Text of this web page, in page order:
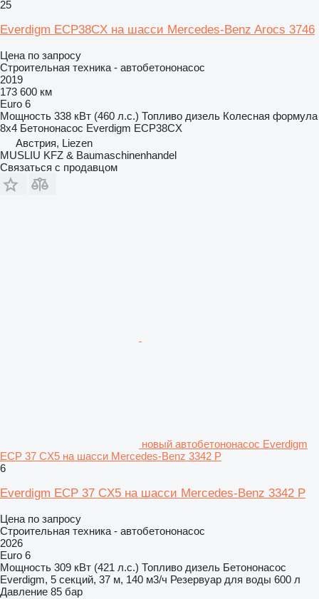
25
Everdigm ECP38CX на шасси Mercedes-Benz Arocs 3746
Цена по запросу
Строительная техника - автобетононасос
2019
173 600 км
Euro 6
Мощность 338 кВт (460 л.с.) Топливо дизель Колесная формула
8x4 Бетононасос Everdigm ECP38CX
Австрия, Liezen
MUSLIU KFZ & Baumaschinenhandel
Связаться с продавцом
новый автобетононасос Everdigm
ECP 37 CX5 на шасси Mercedes-Benz 3342 P
6
Everdigm ECP 37 CX5 на шасси Mercedes-Benz 3342 P
Цена по запросу
Строительная техника - автобетононасос
2026
Euro 6
Мощность 309 кВт (421 л.с.) Топливо дизель Бетононасос
Everdigm, 5 секций, 37 м, 140 м3/ч Резервуар для воды 600 л
Давление 85 бар